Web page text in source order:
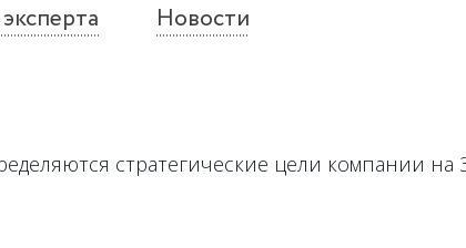
Новости
стратегические цели компании на